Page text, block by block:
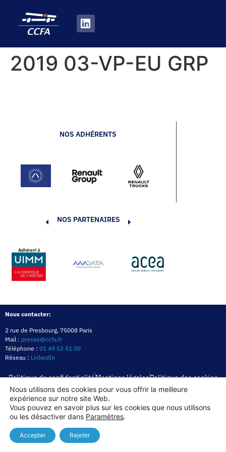
2019 03-VP-EU GRP
NOS ADHÉRENTS
NOS PARTENAIRES
Nous contacter:
2 rue de Presbourg, 75008 Paris
Mail : presse@ccfa.fr
Téléphone : 01 49 52 51 00
Réseau : LinkedIn
Politique de confidentialitéMentions légalesPolitique des cookies
Copyright© 2026
Nous utilisons des cookies pour vous offrir la meilleure
expérience sur notre site Web.
Vous pouvez en savoir plus sur les cookies que nous utilisons
ou les désactiver dans Paramètres.
Accepter Rejeter